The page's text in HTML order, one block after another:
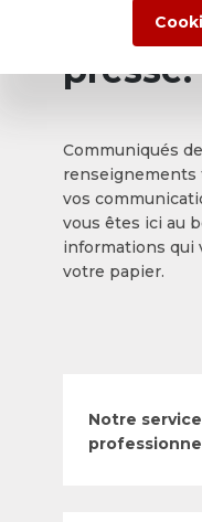
presse.
Communiqués
vos
vous êtes ici au
informations qui
votre papier.
Notre